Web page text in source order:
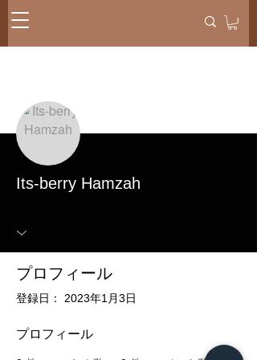
Its-berry Hamzah
プロフィール
登録日： 2023年1月3日
プロフィール